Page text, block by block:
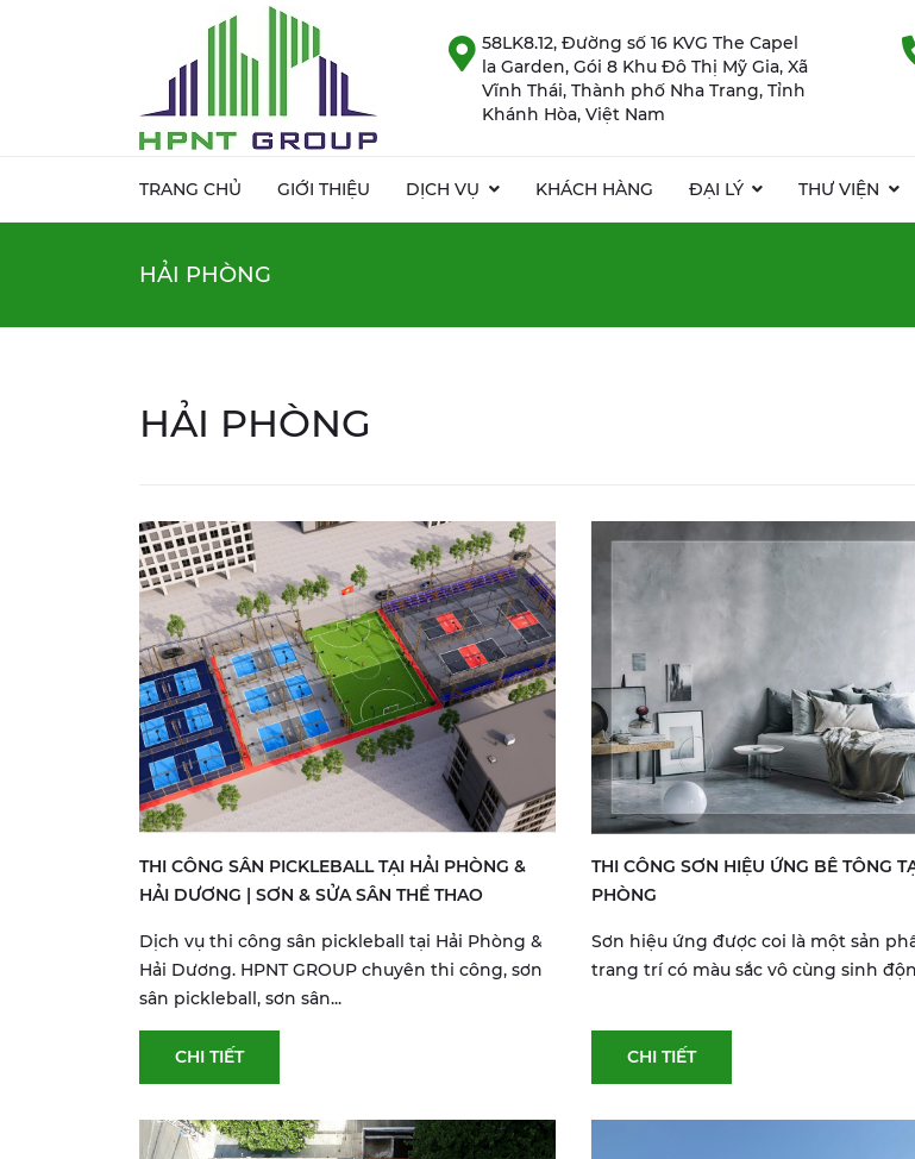
TRANG CHỦ GIỚI THIỆU DỊCH VỤ KHÁCH HÀNG ĐẠI LÝ THƯ VIỆN
58LK8.12, Đường số 16 KVG The Capel
la Garden, Gói 8 Khu Đô Thị Mỹ Gia, Xã
Vĩnh Thái, Thành phố Nha Trang, Tỉnh
Khánh Hòa, Việt Nam
HẢI PHÒNG
HẢI PHÒNG
THI CÔNG SÂN PICKLEBALL TẠI HẢI PHÒNG &
HẢI DƯƠNG | SƠN & SỬA SÂN THỂ THAO
Dịch vụ thi công sân pickleball tại Hải Phòng &
Hải Dương. HPNT GROUP chuyên thi công, sơn
sân pickleball, sơn sân...
CHI TIẾT
THI CÔNG SƠN HIỆU ỨNG BÊ TÔNG
PHÒNG
Sơn hiệu ứng được coi là một sản
trang trí có màu sắc vô cùng sinh
CHI TIẾT